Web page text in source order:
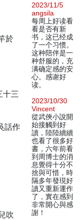
於
十三
話作
吹
2023/11/5
angsila
每周上好读看
看是否有新
书，这已经成
了一个习惯。
这种陪伴是一
种舒服的，充
满确定感的安
心。感谢好
读。
2023/10/30
Vincent
從武俠小說開
始接觸到好
讀，陸陸續續
也看了很多好
書，六年前看
到周博士的消
息覺得十分不
捨與可惜，時
隔多年發現好
讀又重新運作
了，實在感到
非常開心與感
謝！